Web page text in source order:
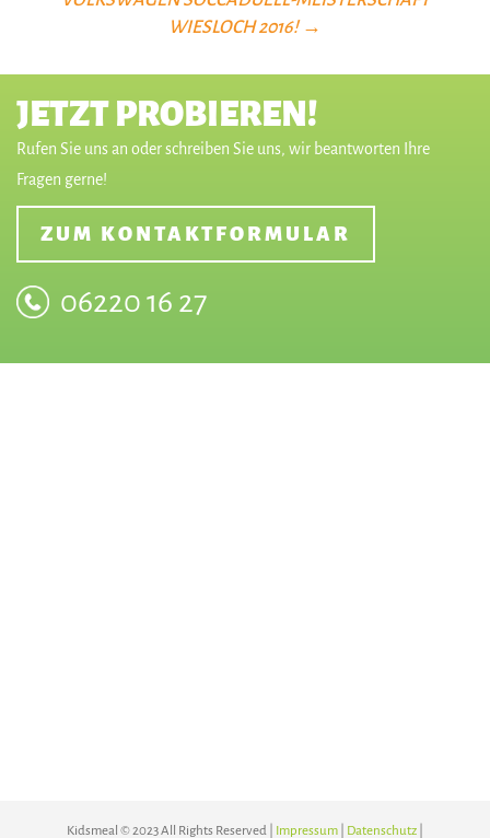
WIESLOCH 2016! →
JETZT PROBIEREN!
Rufen Sie uns an oder schreiben Sie uns, wir beantworten Ihre
Fragen gerne!
ZUM KONTAKTFORMULAR
06220 16 27
Kidsmeal © 2023 All Rights Reserved | Impressum Datenschutz